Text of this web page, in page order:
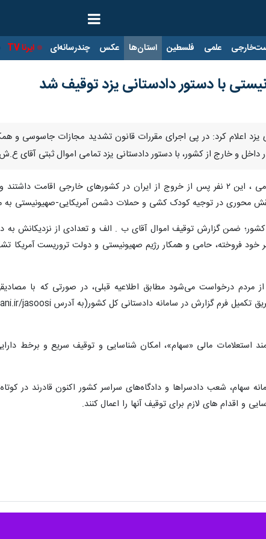
علمی فلسطین استان‌ها عکس چندرسانه‌ای ایرنا TV